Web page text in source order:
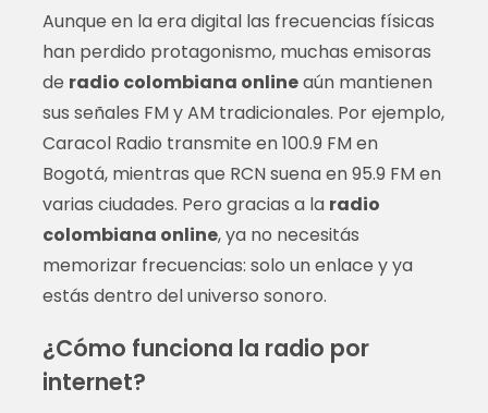
Aunque en la era digital las frecuencias físicas
han perdido protagonismo, muchas emisoras
de radio colombiana onlineaún mantienen
sus señales FM y AM tradicionales. Por ejemplo,
Caracol Radio transmite en 100.9 FM en
Bogotá, mientras que RCN suena en 95.9 FM en
varias ciudades. Pero gracias a la radio
colombiana online, ya no necesitás
memorizar frecuencias: solo un enlace y ya
estás dentro del universo sonoro.
¿Cómo funciona la radio por
internet?